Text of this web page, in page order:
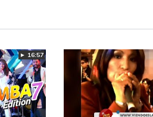
► 16:57